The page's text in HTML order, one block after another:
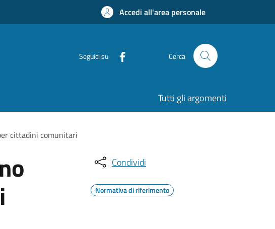
Accedi all'area personale
Seguici su Cerca
Tutti gli argomenti
cittadini comunitari
Condividi
Normativa di riferimento